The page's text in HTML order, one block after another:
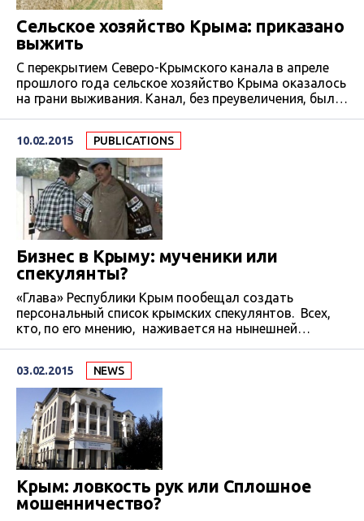
Сельское хозяйство Крыма: приказано
выжить
С перекрытием Северо-Крымского канала в апреле
прошлого года сельское хозяйство Крыма оказалось
на грани выживания. Канал, без преувеличения, был
аграриев пресной водой до 90 процентов их
потребностей. С чем же остался Крым?
Альтернативы Северо-Крымскому каналу пока нет.
На недавнем «круглом столе» в Научно-
исследовательском институте сельского хозяйства
Крыма и ученые,…
10.02.2015 PUBLICATIONS
Бизнес в Крыму: мученики или
спекулянты?
«Глава» Республики Крым пообещал создать
персональный список крымских спекулянтов. Всех,
кто, по его мнению, наживается на нынешней
«выдавливать» с рынка полуострова. Потому что во
всех дефецитно-ценовых бедах виноваты именно
спекулянты. Впрочем, Аксенов тут не оригинален –
первым виноватых назначил президент Путин,
который просто использовал богатый советский
пропагандистский опыт….
03.02.2015 NEWS
Крым: ловкость рук или Сплошное
мошенничество?